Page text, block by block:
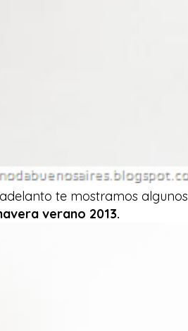
te mostramos algunos
verano 2013.